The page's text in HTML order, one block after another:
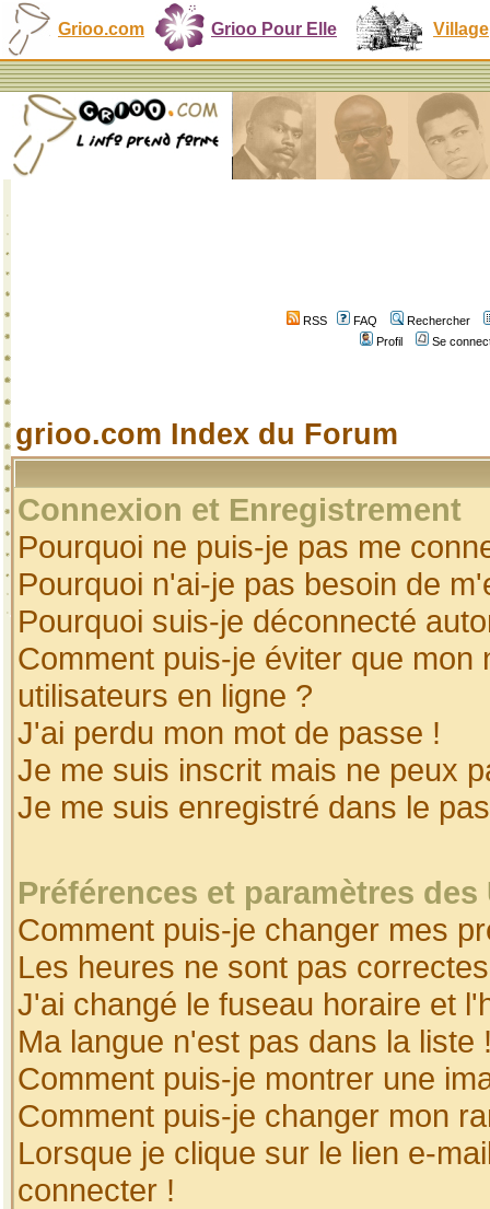
Grioo.com Grioo Pour Elle Village
RSS FAQ
Rechercher
Profil
Se
grioo.com Index du Forum
Connexion et Enregistrement
Pourquoi ne puis-je pas me
Pourquoi n'ai-je pas besoin de
Pourquoi suis-je déconnecté
Comment puis-je éviter que
utilisateurs en ligne ?
J'ai perdu mon mot de passe !
Je me suis inscrit mais ne peux
Je me suis enregistré dans le
Préférences et paramètres
Comment puis-je changer mes
Les heures ne sont pas
J'ai changé le fuseau horaire et
Ma langue n'est pas dans la liste
Comment puis-je montrer une
Comment puis-je changer mon
Lorsque je clique sur le lien e-
connecter !